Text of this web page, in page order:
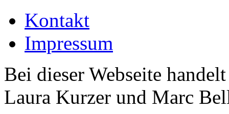
Kontakt
Impressum
Bei dieser Webseite
Laura Kurzer und Marc